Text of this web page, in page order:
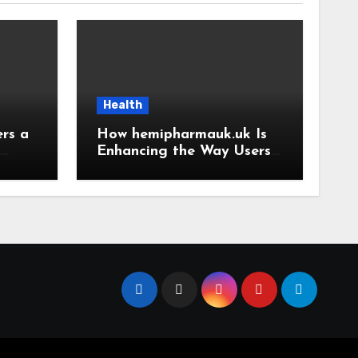
a
Health
How hemipharmauk.uk Is
Enhancing the Way Users